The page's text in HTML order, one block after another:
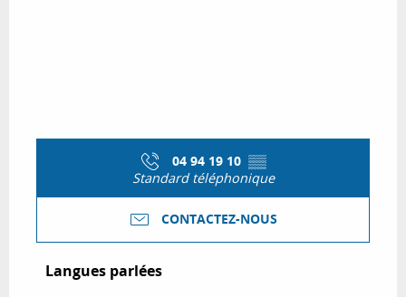
04 94 19 10 ▒▒
Standard téléphonique
CONTACTEZ-NOUS
Langues parlées
Langues parlées